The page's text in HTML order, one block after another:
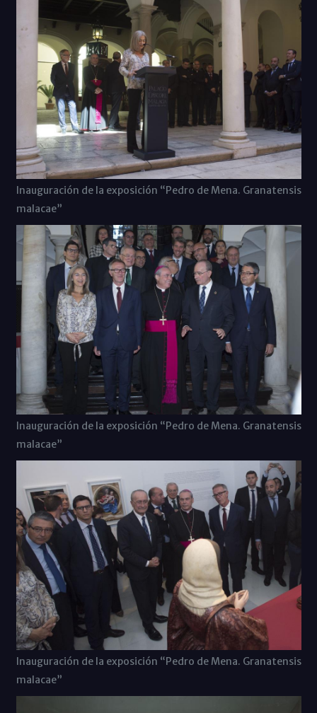
Inauguración de la exposición “Pedro de Mena. Granatensis
malacae”
Inauguración de la exposición “Pedro de Mena. Granatensis
malacae”
Inauguración de la exposición “Pedro de Mena. Granatensis
malacae”